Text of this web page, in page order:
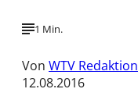
1 Min.
Von WTV Redaktion
12.08.2016